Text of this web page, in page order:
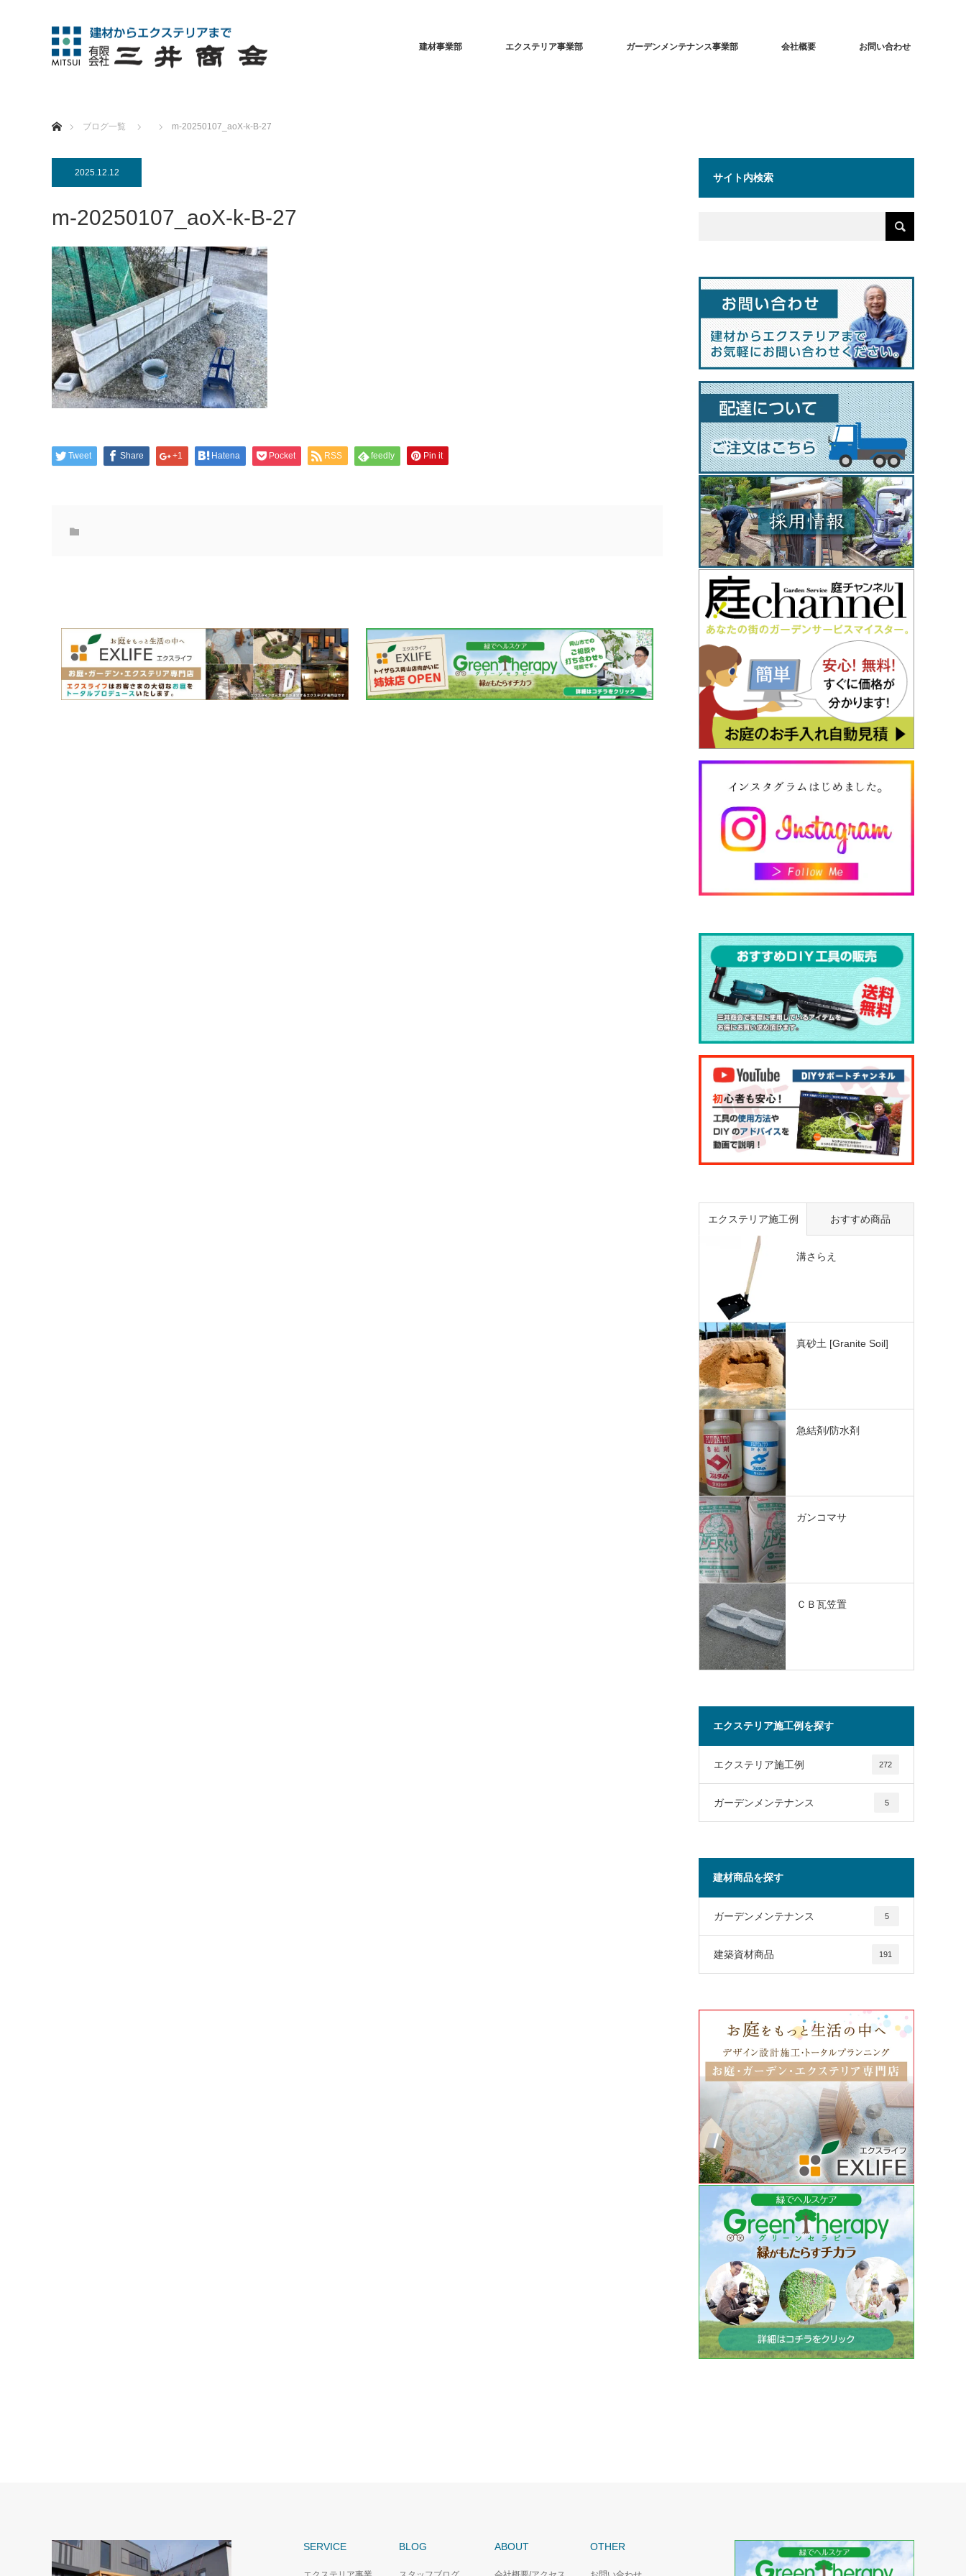
建材事業部 エクステリア事業部 ガーデンメンテナンス事業部 会社概要 お問い合わせ
ブログ一覧
m-20250107_aoX-k-B-27
2025.12.12
m-20250107_aoX-k-B-27
Tweet Share +1 Hatena Pocket RSS feedly Pin it
サイト内検索
エクステリア施工例 おすすめ商品
溝さらえ
真砂土 [Granite Soil]
急結剤/防水剤
ガンコマサ
ＣＢ瓦笠置
エクステリア施工例を探す
エクステリア施工例 272
ガーデンメンテナンス 5
建材商品を探す
ガーデンメンテナンス 5
建築資材商品 191
SERVICE BLOG ABOUT OTHER